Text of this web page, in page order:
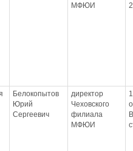
МФЮИ
Белокопытов
Юрий
Сергеевич
директор
Чеховского
филиала
МФЮИ